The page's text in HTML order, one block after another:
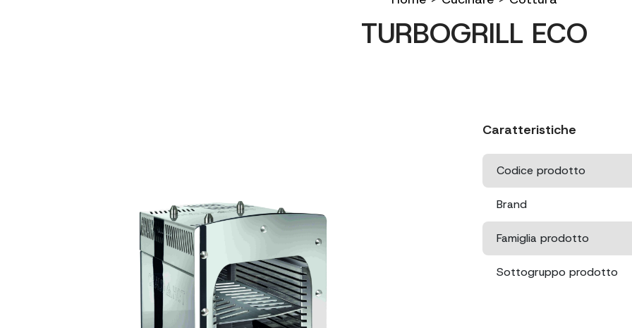
TURBOGRILL ECO
Caratteristiche
Codice prodotto
Brand
Famiglia prodotto
Sottogruppo prodotto